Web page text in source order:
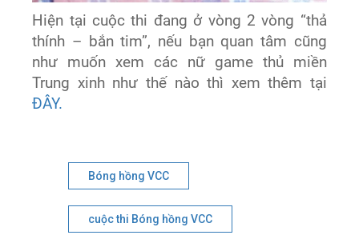
Hiện tại cuộc thi đang ở vòng 2 vòng “thả
thính – bắn tim”, nếu bạn quan tâm cũng
như muốn xem các nữ game thủ miền
Trung xinh như thế nào thì xem thêm tại
ĐÂY.
Bóng hồng VCC
cuộc thi Bóng hồng VCC